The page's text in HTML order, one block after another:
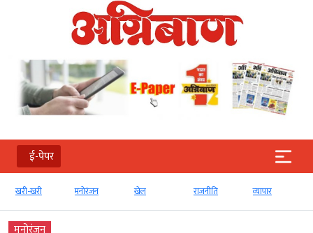
ई-पेपर
खरी-खरी मनोरंजन खेल राजनीति व्‍यापार